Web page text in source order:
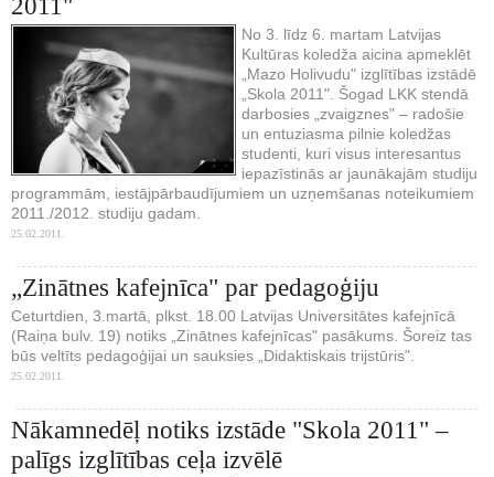
2011"
No 3. līdz 6. martam Latvijas
Kultūras koledža aicina apmeklēt
„Mazo Holivudu" izglītības izstādē
„Skola 2011". Šogad LKK stendā
darbosies „zvaigznes" – radošie
un entuziasma pilnie koledžas
studenti, kuri visus interesantus
iepazīstinās ar jaunākajām studiju
programmām, iestājpārbaudījumiem un uzņemšanas noteikumiem
2011./2012. studiju gadam.
25.02.2011.
„Zinātnes kafejnīca" par pedagoģiju
Ceturtdien, 3.martā, plkst. 18.00 Latvijas Universitātes kafejnīcā
(Raiņa bulv. 19) notiks „Zinātnes kafejnīcas" pasākums. Šoreiz tas
būs veltīts pedagoģijai un sauksies „Didaktiskais trijstūris".
25.02.2011.
Nākamnedēļ notiks izstāde "Skola 2011" –
palīgs izglītības ceļa izvēlē